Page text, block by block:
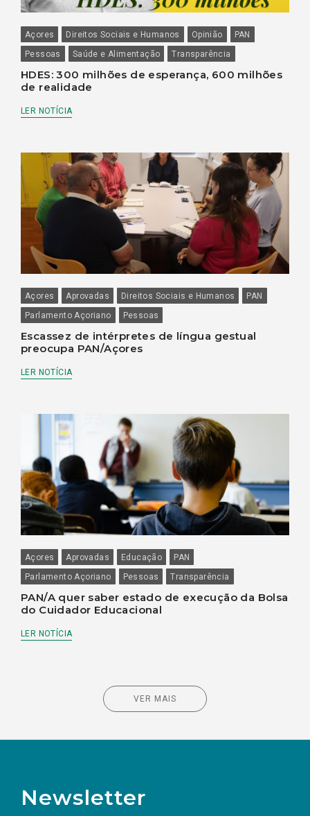
Açores Direitos Sociais e Humanos Opinião
PAN
Pessoas
Saúde e Alimentação Transparência
HDES: 300 milhões de esperança, 600 milhões
de realidade
LER NOTÍCIA
Açores Aprovadas Direitos Sociais e Humanos
PAN
Parlamento Açoriano
Pessoas
Escassez de intérpretes de língua gestual
preocupa PAN/Açores
LER NOTÍCIA
Açores Aprovadas Educação
PAN
Parlamento Açoriano
Pessoas Transparência
PAN/A quer saber estado de execução da Bolsa
do Cuidador Educacional
LER NOTÍCIA
VER MAIS
Newsletter